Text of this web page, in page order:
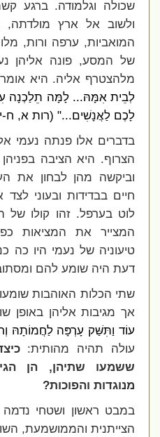
שכולה וגלמודה. ברגע
ולשוב אל ארץ מולדתה,
המואביות, ערפה ורות,
של המסע, פונה אליהן
מלהצטרף אליה. היא
לְבֵית אִמָּהּ... לָמָּה תֵלַכְנָה עִמִּי
לָכֶם לַאֲנָשִׁים..." (רות א, ח-
בדברים אלו פנתה נעמי אל
הצרוף. היא הציבה
וביקשה מהן לבחון את
חיים בבדידות ובעוני
לוט בערפל. זהו קולו של
המצייר את המציאות
טיעוניה של נעמי היו כה
דעת היה שומע להם
שתי הכלות האוהבות
אך מגיבות אליהן באופן
עוֹד וַתִּשַּׁק עָרְפָּה לַחֲמוֹתָהּ
עולה תהיה מהותית:
ששמעו שתיהן, הן
מנוגדות והפוכות?
במבט ראשון ושטחי נדמה
הצייתנית והממושמעת,